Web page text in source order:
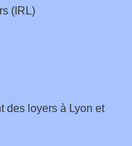
(IRL)
des loyers à Lyon et